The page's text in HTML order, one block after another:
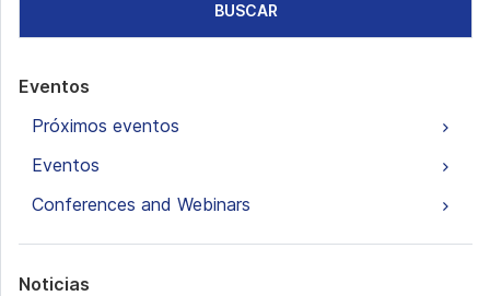
BUSCAR
Eventos
Próximos eventos
Eventos
Conferences and Webinars
Noticias